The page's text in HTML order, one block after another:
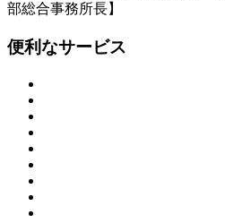
部総合事務所長】
便利なサービス